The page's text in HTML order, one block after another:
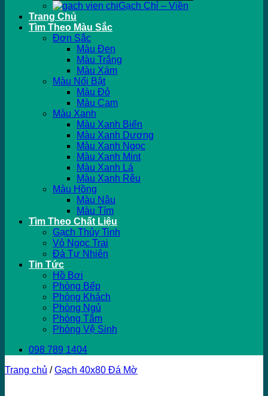
Gạch Chỉ – Viền
Trang Chủ
Tìm Theo Màu Sắc
Đơn Sắc
Màu Đen
Màu Trắng
Màu Xám
Màu Nổi Bật
Màu Đỏ
Màu Cam
Màu Xanh
Màu Xanh Biển
Màu Xanh Dương
Màu Xanh Ngọc
Màu Xanh Mint
Màu Xanh Lá
Màu Xanh Rêu
Màu Hồng
Màu Nâu
Màu Tím
Tìm Theo Chất Liệu
Gạch Thủy Tinh
Vỏ Ngọc Trai
Đá Tự Nhiên
Tin Tức
Hồ Bơi
Phòng Bếp
Phòng Khách
Phòng Ngủ
Phòng Tắm
Phòng Vệ Sinh
098 789 1404
Trang chủ / Gạch 40x80 Đá Mờ